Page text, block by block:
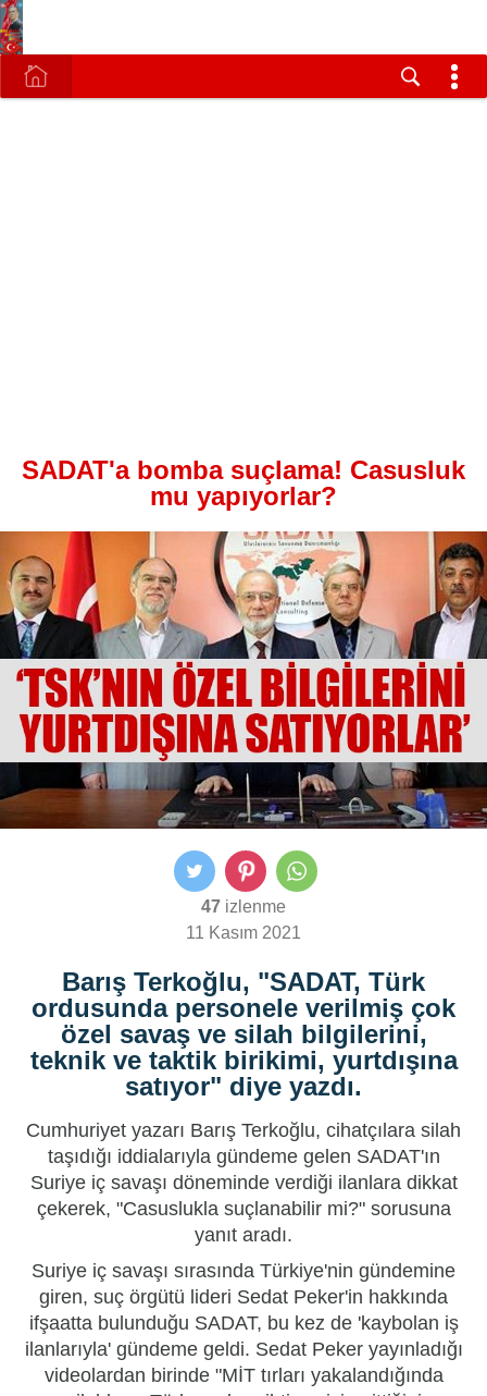
SADAT'a bomba suçlama! Casusluk
mu yapıyorlar?
47 izlenme
11 Kasım 2021
Barış Terkoğlu, "SADAT, Türk
ordusunda personele verilmiş çok
özel savaş ve silah bilgilerini,
teknik ve taktik birikimi, yurtdışına
satıyor" diye yazdı.
Cumhuriyet yazarı Barış Terkoğlu, cihatçılara silah
taşıdığı iddialarıyla gündeme gelen SADAT'ın
Suriye iç savaşı döneminde verdiği ilanlara dikkat
çekerek, "Casuslukla suçlanabilir mi?" sorusuna
yanıt aradı.
Suriye iç savaşı sırasında Türkiye'nin gündemine
giren, suç örgütü lideri Sedat Peker'in hakkında
ifşaatta bulunduğu SADAT, bu kez de 'kaybolan iş
ilanlarıyla' gündeme geldi. Sedat Peker yayınladığı
videolardan birinde "MİT tırları yakalandığında